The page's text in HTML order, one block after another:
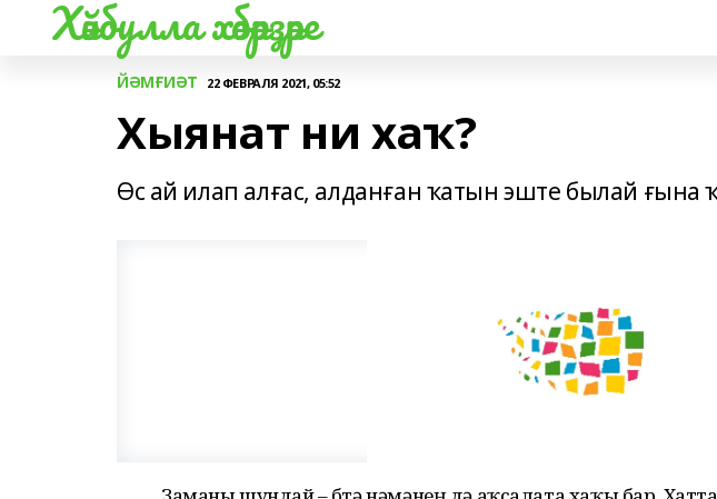
Хәйбулла хәбәрҙәре
ЙӘМҒИӘТ 22 ФЕВРАЛЯ 2021, 05:52
Хыянат ни хаҡ?
Өс ай илап алғас, алданған ҡатын эште былай ғына